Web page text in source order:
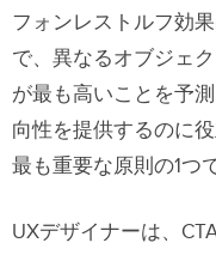
フォンレストルフ効
で、異なるオブジェ
が最も高いことを予
向性を提供するのに
最も重要な原則の1つ
UXデザイナーは、